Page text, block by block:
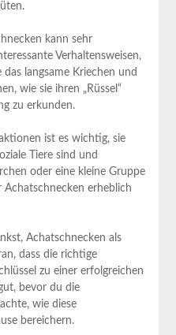
kann sehr
Verhaltensweisen,
langsame Kriechen und
wie sie ⁣ihren „Rüssel“
zu ⁤erkunden.
ist es wichtig, sie
⁢Tiere sind und
oder eine kleine Gruppe
​erheblich
Achatschnecken als
dass die richtige‍
zu einer erfolgreichen
bevor du die
‍wie⁣ diese
bereichern.